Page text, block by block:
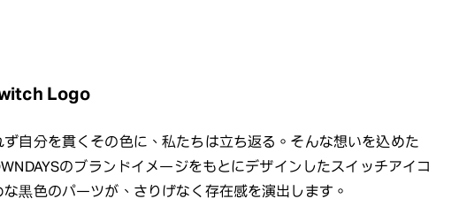
Logo
ず自分を貫くその色に、私たちは立ち返る。そんな想いを込めた
のブランドイメージをもとにデザインしたスイッチアイコ
な黒色のパーツが、さりげなく存在感を演出します。